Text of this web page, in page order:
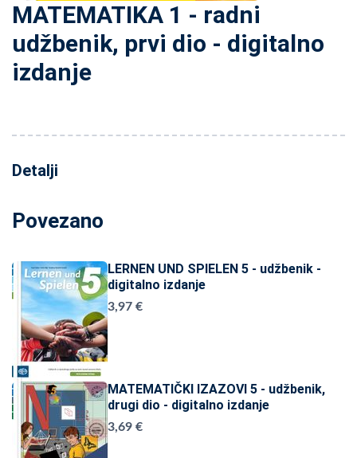
MATEMATIKA 1 - radni
udžbenik, prvi dio - digitalno
izdanje
Detalji
Povezano
LERNEN UND SPIELEN 5 - udžbenik -
digitalno izdanje
3,97 €
MATEMATIČKI IZAZOVI 5 - udžbenik,
drugi dio - digitalno izdanje
3,69 €